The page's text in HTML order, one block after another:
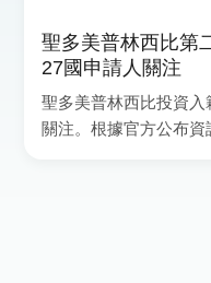
聖多美普林西比第
27國申請人關注
聖多美普林西比投資
關注。根據官方公布